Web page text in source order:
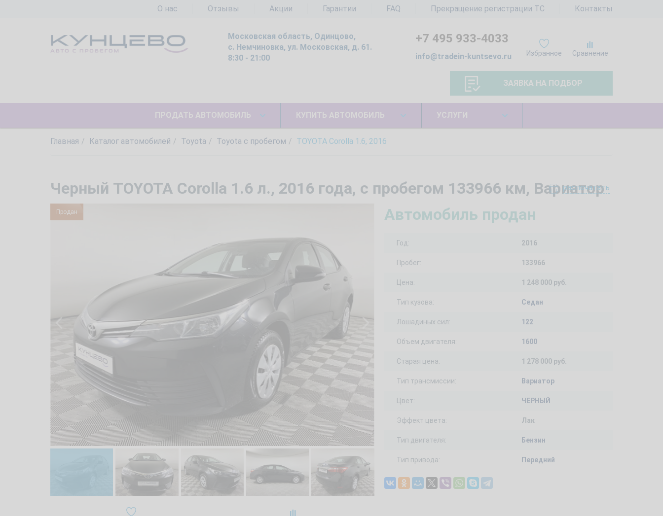
О нас Отзывы Акции Гарантии FAQ Прекращение регистрации ТС Контакты
Московская область, Одинцово,
с. Немчиновка, ул. Московская, д. 61.
8:30 - 21:00
Избранное Сравнение
+7 495 933-4033
info@tradein-kuntsevo.ru
ЗАЯВКА НА ПОДБОР
ПРОДАТЬ АВТОМОБИЛЬ КУПИТЬ АВТОМОБИЛЬ УСЛУГИ
Главная Каталог автомобилей Toyota Toyota c пробегом TOYOTA Corolla 1.6, 2016
Черный TOYOTA Corolla 1.6 л., 2016 года, с пробегом 133966 км, Вариатор
Продан
распечатать
Автомобиль продан
Год: 2016
Пробег: 133966
Цена: 1 248 000 руб.
Тип кузова: Седан
Лошадиных сил: 122
Объем двигателя: 1600
Старая цена: 1 278 000 руб.
Тип трансмиссии: Вариатор
Цвет: ЧЕРНЫЙ
Эффект цвета: Лак
Тип двигателя: Бензин
Тип привода: Передний